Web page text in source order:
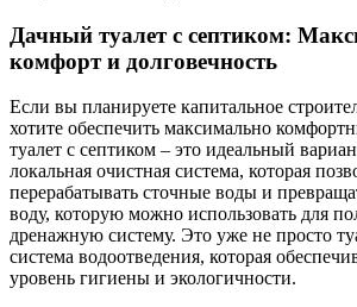
Дачный туалет с септиком:
комфорт и долговечность
Если вы планируете капитальное
хотите обеспечить максимально
туалет с септиком – это идеальный
локальная очистная система, которая
перерабатывать сточные воды и
воду, которую можно использовать для
дренажную систему. Это уже не просто
система водоотведения, которая
уровень гигиены и экологичности.